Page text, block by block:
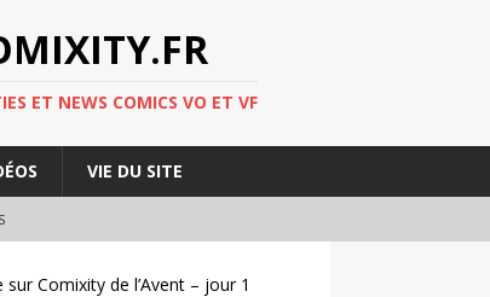
ET NEWS COMICS VO ET VF
VIE DU SITE
surComixity de l’Avent – jour 1